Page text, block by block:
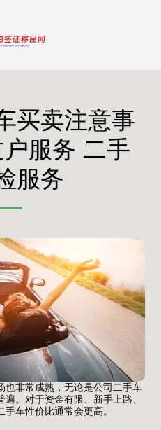
买卖注意事
服务 二手
服务
也非常成熟，无论是公司二手车
。对于资金有限、新手上路、
车性价比通常会更高。